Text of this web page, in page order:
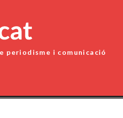
periodisme i comunicació